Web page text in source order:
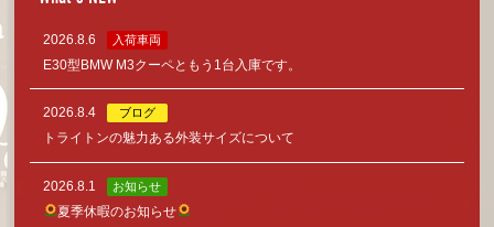
2026.8.6 入荷車両
E30型BMW M3クーペともう1台入庫です。
2026.8.4 ブログ
トライトンの魅力ある外装サイズについて
2026.8.1 お知らせ
夏季休暇のお知らせ